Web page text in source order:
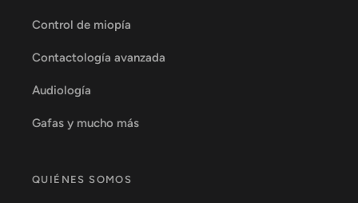
Control de miopía
Contactología avanzada
Audiología
Gafas y mucho más
QUIÉNES SOMOS